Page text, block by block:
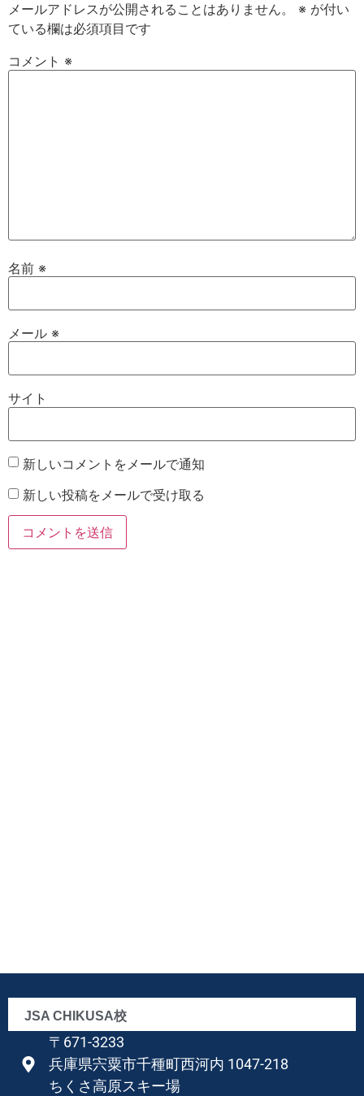
メールアドレスが公開されることはありません。 ※ が付い
ている欄は必須項目です
コメント ※
名前 ※
メール ※
サイト
新しいコメントをメールで通知
新しい投稿をメールで受け取る
JSA CHIKUSA校
〒671-3233
兵庫県宍粟市千種町西河内 1047-218
ちくさ高原スキー場